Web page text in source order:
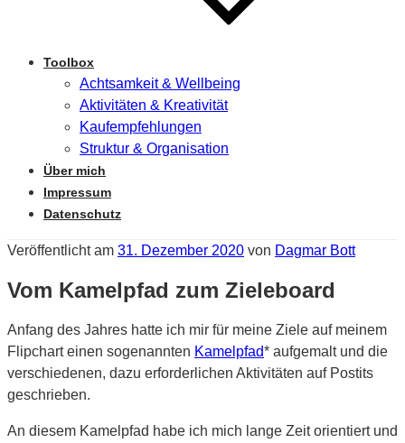
Toolbox
Achtsamkeit & Wellbeing
Aktivitäten & Kreativität
Kaufempfehlungen
Struktur & Organisation
Über mich
Impressum
Datenschutz
Veröffentlicht am 31. Dezember 2020 von Dagmar Bott
Vom Kamelpfad zum Zieleboard
Anfang des Jahres hatte ich mir für meine Ziele auf meinem
Flipchart einen sogenannten Kamelpfad* aufgemalt und die
verschiedenen, dazu erforderlichen Aktivitäten auf Postits
geschrieben.
An diesem Kamelpfad habe ich mich lange Zeit orientiert und